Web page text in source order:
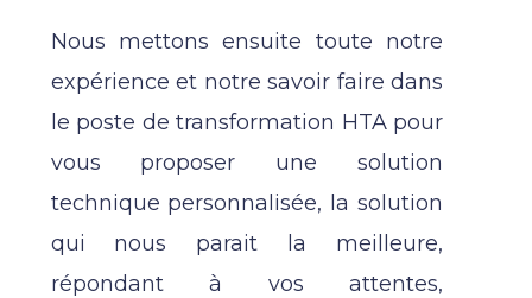
Nous mettons ensuite toute notre
expérience et notre savoir faire dans
le poste de transformation HTA pour
vous proposer une solution
technique personnalisée, la solution
qui nous parait la meilleure,
répondant à vos attentes,